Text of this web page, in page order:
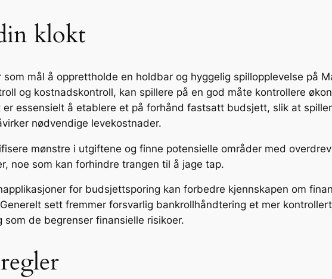
klokt
mål å opprettholde en holdbar og hyggelig spillopplevelse på
og kostnadskontroll, kan spillere på en god måte kontrollere
essensielt å etablere et på forhånd fastsatt budsjett, slik at
nødvendige levekostnader.
mønstre i utgiftene og finne potensielle områder med
noe som kan forhindre trangen til å jage tap.
for budsjettsporing kan forbedre kjennskapen om
sett fremmer forsvarlig bankrollhåndtering et mer
de begrenser finansielle risikoer.